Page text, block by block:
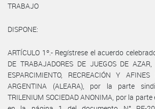
TRABAJO
DISPONE:
ARTÍCULO 1º.- Regístrese el acuerdo
DE TRABAJADORES DE JUEGOS DE AZAR,
ESPARCIMIENTO, RECREACIÓN Y
ARGENTINA (ALEARA), por la parte
TRILENIUM SOCIEDAD ANONIMA, por la